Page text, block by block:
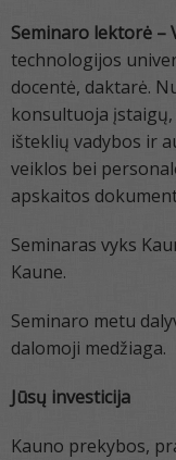
Seminaro lektorė –
technologijos
docentė, daktarė.
konsultuoja
išteklių vadybos ir
veiklos bei
apskaitos
Seminaras vyks
Kaune.
Seminaro metu
dalomoji medžiaga.
Jūsų investicija
Kauno prekybos,